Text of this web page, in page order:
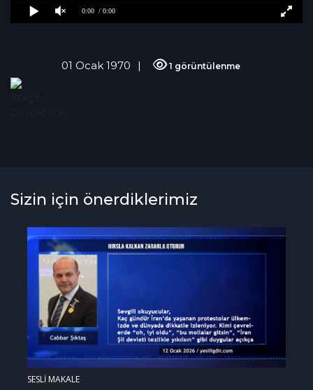
0:00 / 0:00
01 Ocak 1970 1 görüntülenme
Sizin için önerdiklerimiz
SESLİ MAKALE